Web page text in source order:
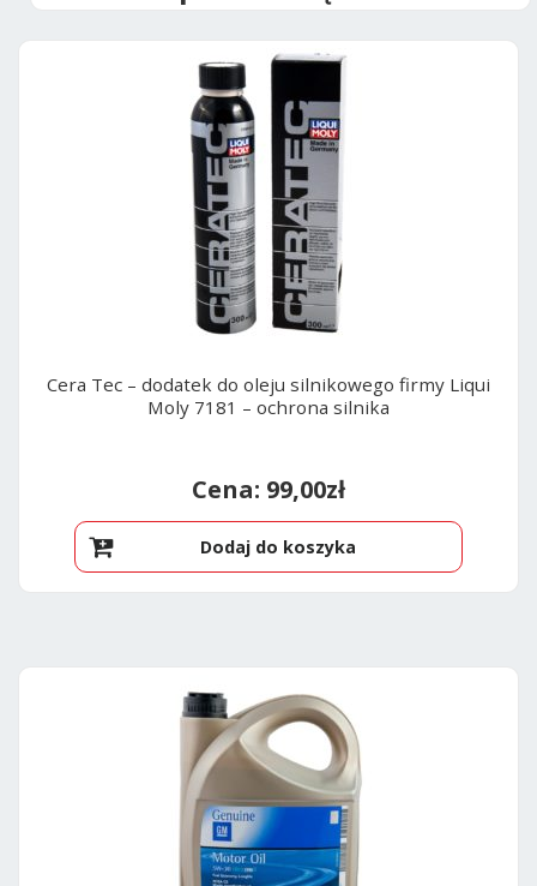
Cera Tec – dodatek do oleju silnikowego firmy Liqui
Moly 7181 – ochrona silnika
99,00zł
Dodaj do koszyka